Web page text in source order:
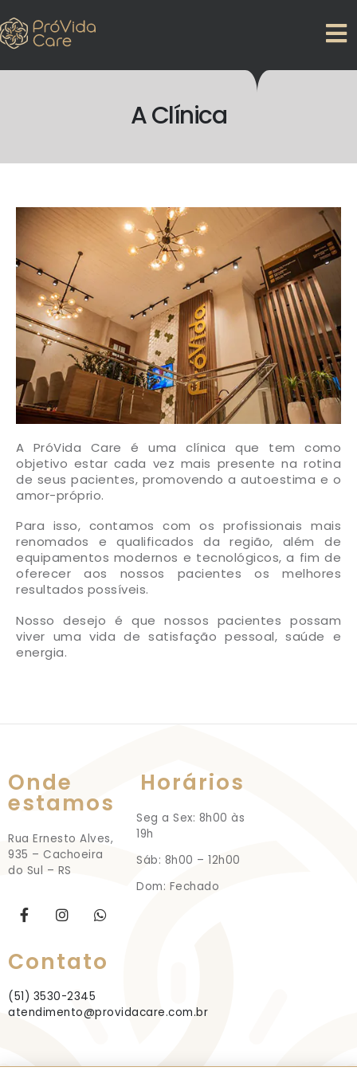
A Clínica
A PróVida Care é uma clínica que tem como
objetivo estar cada vez mais presente na rotina
de seus pacientes, promovendo a autoestima e o
amor-próprio.
Para isso, contamos com os profissionais mais
renomados e qualificados da região, além de
equipamentos modernos e tecnológicos, a fim de
oferecer aos nossos pacientes os melhores
resultados possíveis.
Nosso desejo é que nossos pacientes possam
viver uma vida de satisfação pessoal, saúde e
energia.
Onde
estamos
Rua Ernesto Alves,
935 – Cachoeira
do Sul – RS
Horários
Seg a Sex: 8h00 às
19h
Sáb: 8h00 – 12h00
Dom: Fechado
Contato
(51) 3530-2345
atendimento@providacare.com.br